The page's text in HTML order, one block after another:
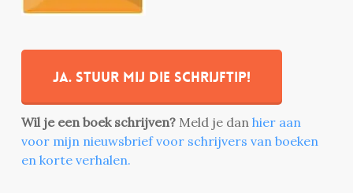
Ja. stuur mij die schrijftip!
Wil je een boek schrijven? Meld je dan hier aan
voor mijn nieuwsbrief voor schrijvers van boeken
en korte verhalen.